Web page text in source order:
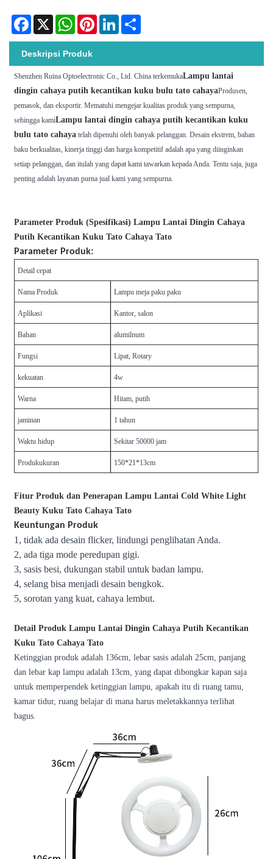
Facebook
X WhatsAppPinterestLinkedIn
Deskripsi Produk
Shenzhen Ruina Optoelectronic Co., Ltd. China terkemukaLampu lantai
dingin cahaya putih kecantikan kuku bulu tato cahayaProdusen,
pemasok, dan eksportir. Mematuhi mengejar kualitas produk yang sempurna,
sehingga kamiLampu lantai dingin cahaya putih kecantikan kuku
bulu tato cahaya telah dipenuhi oleh banyak pelanggan. Desain ekstrem, bahan
baku berkualitas, kinerja tinggi dan harga kompetitif adalah apa yang diinginkan
setiap pelanggan, dan itulah yang dapat kami tawarkan kepada Anda. Tentu saja, juga
penting adalah layanan purna jual kami yang sempurna.
Parameter Produk (Spesifikasi) Lampu Lantai Dingin Cahaya
Putih Kecantikan Kuku Tato Cahaya Tato
Parameter Produk:
Detail cepat
Nama Produk Lampu meja paku paku
Aplikasi Kantor, salon
Bahan alumilnum
Fungsi Lipat, Rotary
kekuatan 4w
Warna Hitam, putih
jaminan 1 tahun
Waktu hidup Sekitar 50000 jam
Produkukuran 150*21*13cm
Fitur Produk dan Penerapan Lampu Lantai Cold White Light
Beauty Kuku Tato Cahaya Tato
Keuntungan Produk
1, tidak ada desain flicker, lindungi penglihatan Anda.
2, ada tiga mode peredupan gigi.
3, sasis besi, dukungan stabil untuk badan lampu.
4, selang bisa menjadi desain bengkok.
5, sorotan yang kuat, cahaya lembut.
Detail Produk Lampu Lantai Dingin Cahaya Putih Kecantikan
Kuku Tato Cahaya Tato
Ketinggian produk adalah 136cm, lebar sasis adalah 25cm, panjang
dan lebar kap lampu adalah 13cm, yang dapat dibongkar kapan saja
untuk memperpendek ketinggian lampu, apakah itu di ruang tamu,
kamar tidur, ruang belajar di mana harus meletakkannya terlihat
bagus.